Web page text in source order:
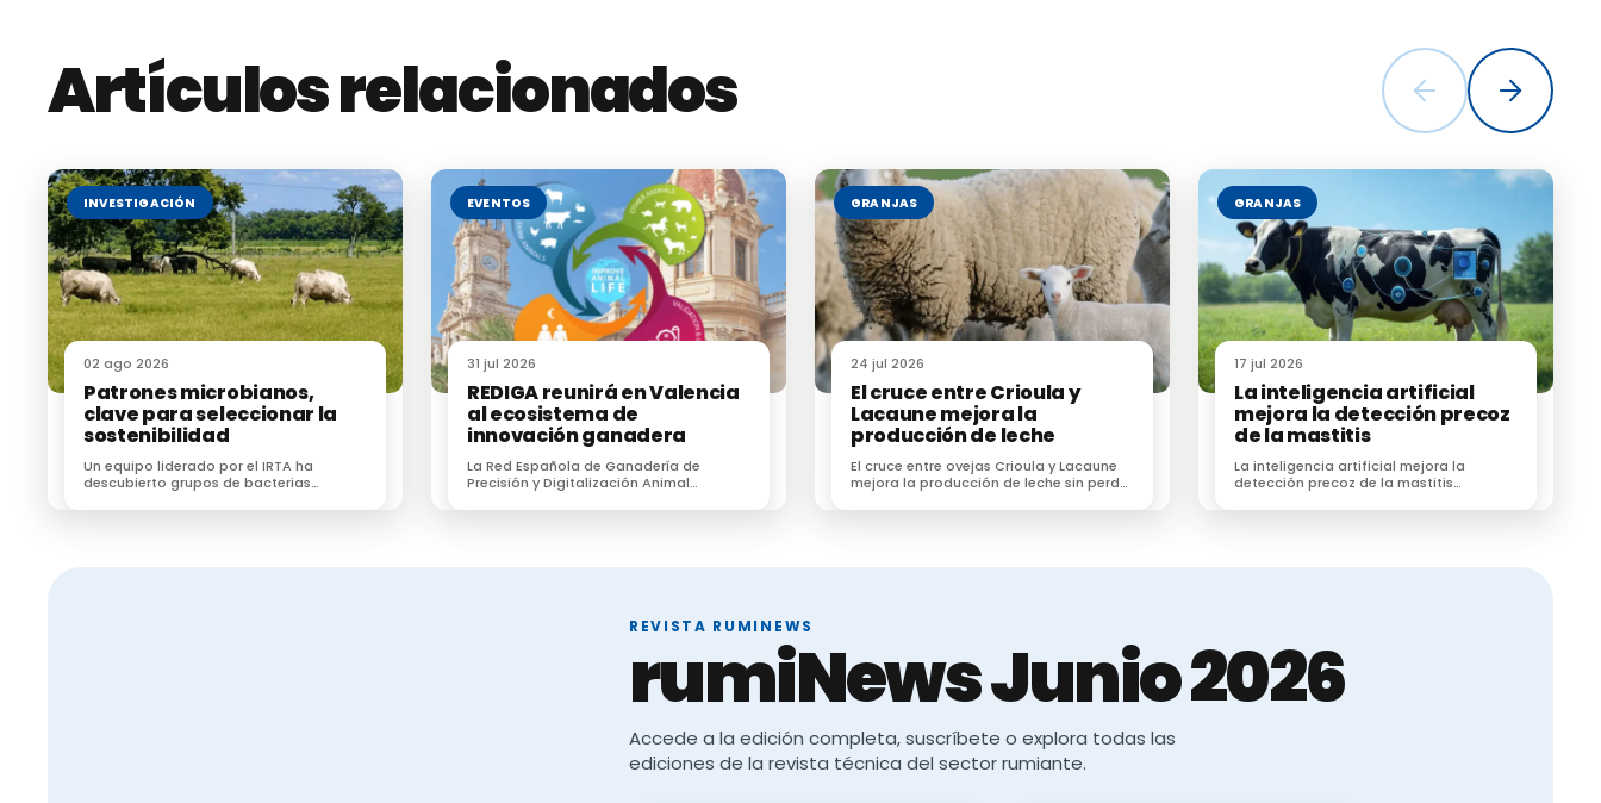
Fuente:
Te puede interesar:
Zoonosis y enfermedades de transmisión alimentaria
Artículos relacionados
INVESTIGACIÓN
02 ago 2026
Patrones microbianos,
clave para seleccionar la
sostenibilidad
Un equipo liderado por el IRTA ha
descubierto grupos de bacterias
relacionados con las emisiones de
EVENTOS
31 jul 2026
REDIGA reunirá en Valencia
al ecosistema de
innovación ganadera
La Red Española de Ganadería de
Precisión y Digitalización Animal
ecosistema de innovación ganadera
GRANJAS
24 jul 2026
El cruce entre Crioula y
Lacaune mejora la
producción de leche
El cruce entre ovejas Crioula y Lacaune
mejora la producción de leche sin perder
GRANJAS
17 jul 2026
La inteligencia artificial
mejora la detección precoz
de la mastitis
La inteligencia artificial mejora la
detección precoz de la mastitis
estudio
REVISTA RUMINEWS
rumiNews Junio 2026
Accede a la edición completa, suscríbete o explora todas las
ediciones de la revista técnica del sector rumiante.